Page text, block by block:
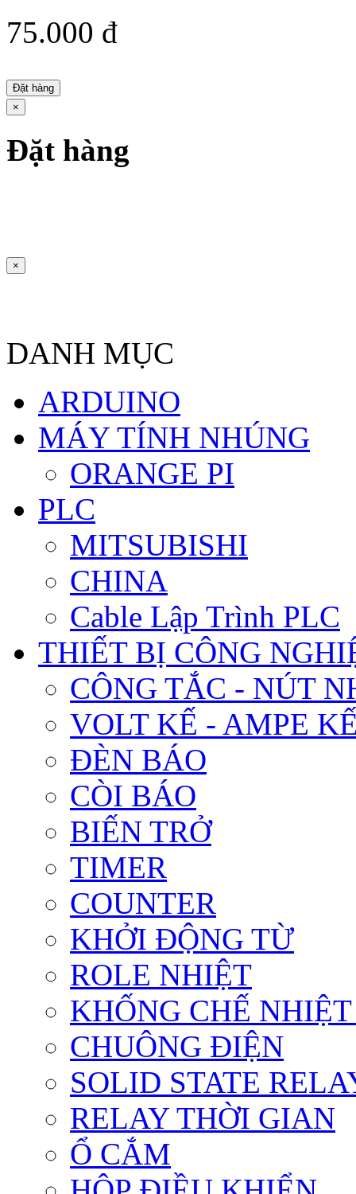
75.000 đ
Đặt hàng
×
Đặt hàng
×
DANH MỤC
ARDUINO
MÁY TÍNH NHÚNG
ORANGE PI
PLC
MITSUBISHI
CHINA
Cable Lập Trình PLC
THIẾT BỊ CÔNG
CÔNG TẮC - NÚT
VOLT KẾ - AMPE
ĐÈN BÁO
CÒI BÁO
BIẾN TRỞ
TIMER
COUNTER
KHỞI ĐỘNG TỪ
ROLE NHIỆT
KHỐNG CHẾ
CHUÔNG ĐIỆN
SOLID STATE
RELAY THỜI GIAN
Ổ CẮM